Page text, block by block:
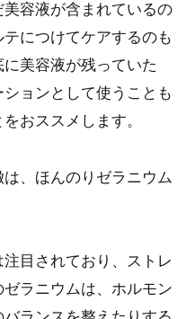
容液が含まれているの
につけてケアするのも
美容液が残っていた
ョンとして使うことも
おススメします。
、ほんのりゼラニウム
目されており、ストレ
ラニウムは、ホルモン